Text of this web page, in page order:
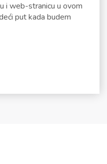
i web-stranicu u ovom
put kada budem